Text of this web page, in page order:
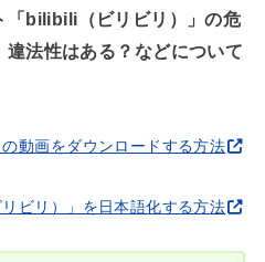
「bilibili（ビリビリ）」の危
法性はある？などについて
動画をダウンロードする方法
ビリ）」を日本語化する方法